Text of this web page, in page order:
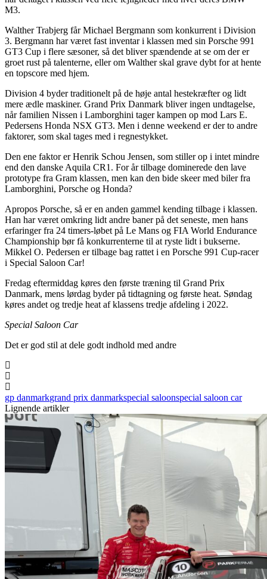
M3.
Walther Trabjerg får Michael Bergmann som konkurrent i Division
3. Bergmann har været fast inventar i klassen med sin Porsche 991
GT3 Cup i flere sæsoner, så det bliver spændende at se om der er
groet rust på talenterne, eller om Walther skal grave dybt for at hente
en topscore med hjem.
Division 4 byder traditionelt på de høje antal hestekræfter og lidt
mere ædle maskiner. Grand Prix Danmark bliver ingen undtagelse,
når familien Nissen i Lamborghini tager kampen op mod Lars E.
Pedersens Honda NSX GT3. Men i denne weekend er der to andre
faktorer, som skal tages med i regnestykket.
Den ene faktor er Henrik Schou Jensen, som stiller op i intet mindre
end den danske Aquila CR1. For år tilbage dominerede den lave
prototype fra Gram klassen, men kan den bide skeer med biler fra
Lamborghini, Porsche og Honda?
Apropos Porsche, så er en anden gammel kending tilbage i klassen.
Han har været omkring lidt andre baner på det seneste, men hans
erfaringer fra 24 timers-løbet på Le Mans og FIA World Endurance
Championship bør få konkurrenterne til at ryste lidt i bukserne.
Mikkel O. Pedersen er tilbage bag rattet i en Porsche 991 Cup-racer
i Special Saloon Car!
Fredag eftermiddag køres den første træning til Grand Prix
Danmark, mens lørdag byder på tidtagning og første heat. Søndag
køres andet og tredje heat af klassens tredje afdeling i 2022.
Special Saloon Car
Det er god stil at dele godt indhold med andre
gp danmarkgrand prix danmarkspecial saloonspecial saloon car
Lignende artikler